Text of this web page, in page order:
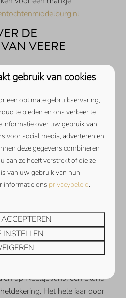
DE
VEERE
met stadsrechten. Het had een
Schotse schepen aanmeerden
informatie over deze
het museum De Schotse
een toeristenplaats. Het ligt
en trekt veel watersporters
wandelroute uitgezet over
Zeer de moeite waard. En ook
of lang maken als u zelf wilt
kaart van Walcheren.
OP
op Neeltje Jans, een eiland
Het hele jaar door
gebruik van cookies
een optimale gebruikservaring,
te bieden en ons verkeer te
informatie over uw gebruik van
voor social media, adverteren en
deze gegevens combineren
aan ze heeft verstrekt of die ze
van uw gebruik van hun
informatie ons privacybeleid.
INSTELLEN